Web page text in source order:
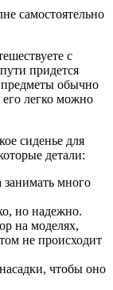
самостоятельно
с
придется
предметы обычно
легко можно
сиденье для
детали:
занимать много
но надежно.
на моделях,
не происходит
чтобы оно